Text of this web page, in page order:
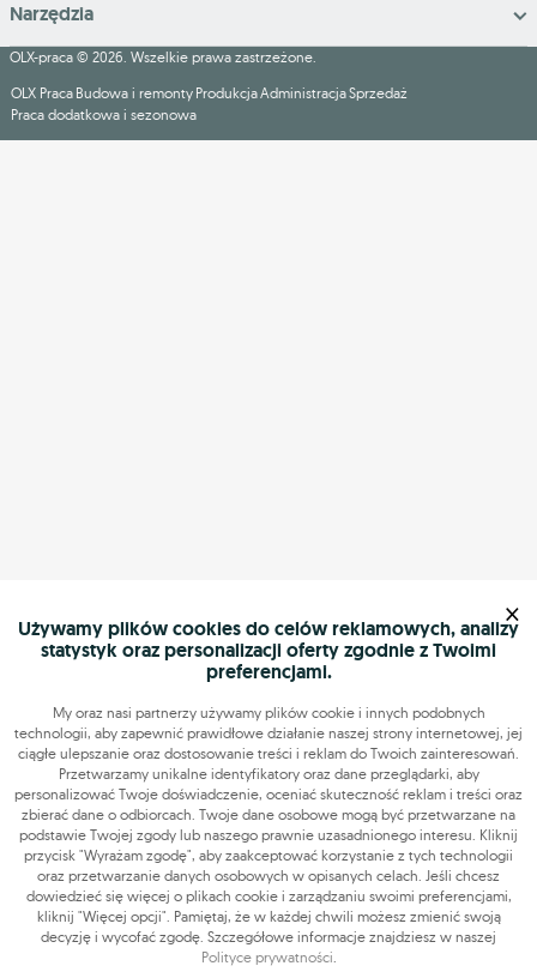
Narzędzia
OLX-praca © 2026. Wszelkie prawa zastrzeżone.
OLX Praca Budowa i remonty ProdukcjaAdministracjaSprzedaż
Praca dodatkowa i sezonowa
Używamy plików cookies do celów reklamowych, analizy
statystyk oraz personalizacji oferty zgodnie z Twoimi
preferencjami.
My oraz nasi partnerzy używamy plików cookie i innych podobnych
technologii, aby zapewnić prawidłowe działanie naszej strony internetowej, jej
ciągłe ulepszanie oraz dostosowanie treści i reklam do Twoich zainteresowań.
Przetwarzamy unikalne identyfikatory oraz dane przeglądarki, aby
personalizować Twoje doświadczenie, oceniać skuteczność reklam i treści oraz
zbierać dane o odbiorcach. Twoje dane osobowe mogą być przetwarzane na
podstawie Twojej zgody lub naszego prawnie uzasadnionego interesu. Kliknij
przycisk "Wyrażam zgodę", aby zaakceptować korzystanie z tych technologii
oraz przetwarzanie danych osobowych w opisanych celach. Jeśli chcesz
dowiedzieć się więcej o plikach cookie i zarządzaniu swoimi preferencjami,
kliknij "Więcej opcji". Pamiętaj, że w każdej chwili możesz zmienić swoją
decyzję i wycofać zgodę. Szczegółowe informacje znajdziesz w naszej
Polityce prywatności.
×